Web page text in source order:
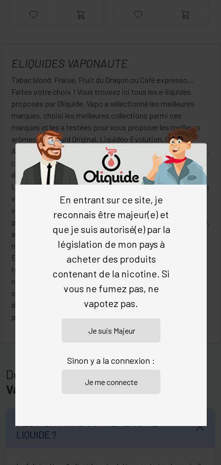
ELIQUIDES VAPONAUTE
Tabac blond, Fraise, Fruit du Dragon ou Café expresso…
Faites votre choix ! Vous trouvez ici tous les e-liquides
proposés par Oliquide. Vapo a sélectionné les meilleures
marques, choisi les meilleures collections parmi ces
marques et les a testées pour vous proposer les meilleurs
arômes. Alfaliquid Original, Liquidéo Evolution, Cirkus
Authentique, Les jus de Gabriel de H2O ou Natural de Curieux,
ce sont autant de propositions de vape différentes, autant
de jus à vaper tous plus aromatiques les uns que les autres.
Les choix du taux de PG/VG et de nicotine sont larges afin de
vous permettre de trouver le meilleur e-liquide adapté à
votre envie. Vous avez également la possibilité de retrouver,
parmi les types de e liquides, les e-liquides au sel de nicotine,
au Végétol ou au CBD, afin de vous permettre d’ouvrir de
nouveaux champs de vapotage.
Enfin, parce que chez Oliquide, nous avons une attention
toute particulière à vous proposer des e-liquides pas cher,
nous avons mis en place la remise d’achat en volume. Ce
système vous permet de choisir autant de eliquides
différents d’une même collection et le payer le moins cher
possible.
Des questions sur
Vaponaute
LIQUIDE ?
En entrant sur ce site, je
reconnais être majeur(e) et
que je suis autorisé(e) par la
législation de mon pays à
acheter des produits
contenant de la nicotine. Si
vous ne fumez pas, ne
vapotez pas.
Sinon y a la connexion :